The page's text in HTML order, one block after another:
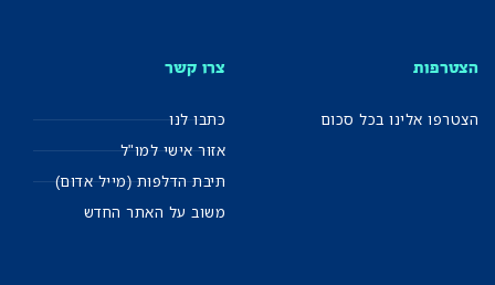
הצטרפות
הצטרפו אלינו בכל סכום
צרו קשר
כתבו לנו
אזור אישי למו"ל
תיבת הדלפות (מייל אדום)
משוב על האתר החדש